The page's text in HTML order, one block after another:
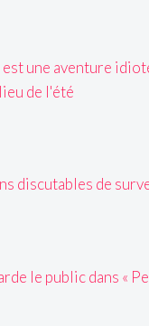
est une aventure
de l'été
discutables de
le public dans «